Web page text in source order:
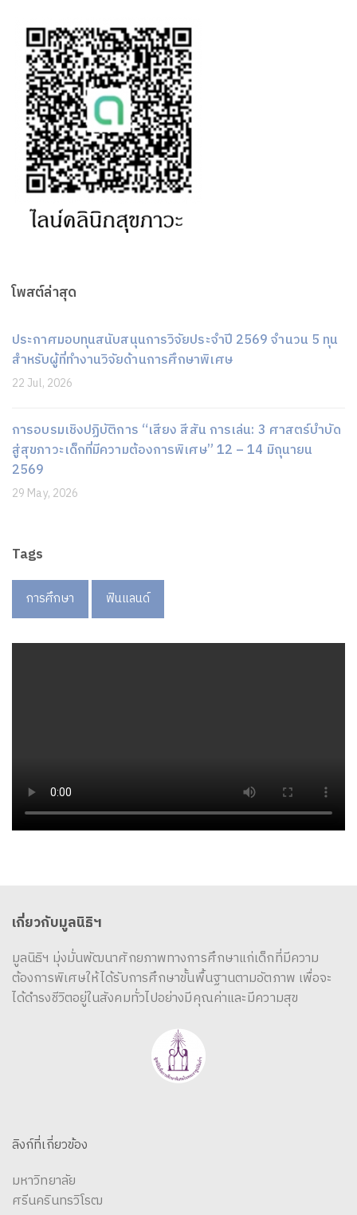
โพสต์ล่าสุด
ประกาศมอบทุนสนับสนุนการวิจัยประจำปี 2569 จำนวน 5 ทุน
สำหรับผู้ที่ทำงานวิจัยด้านการศึกษาพิเศษ
22 Jul, 2026
การอบรมเชิงปฏิบัติการ “เสียง สีสัน การเล่น: 3 ศาสตร์บำบัด
สู่สุขภาวะเด็กที่มีความต้องการพิเศษ” 12 – 14 มิถุนายน
2569
29 May, 2026
Tags
การศึกษา ฟินแลนด์
เกี่ยวกับมูลนิธิฯ
มูลนิธิฯ มุ่งมั่นพัฒนาศักยภาพทางการศึกษาแก่เด็กที่มีความ
ต้องการพิเศษให้ได้รับการศึกษาขั้นพื้นฐานตามอัตภาพ เพื่อจะ
ได้ดำรงชีวิตอยู่ในสังคมทั่วไปอย่างมีคุณค่าและมีความสุข
ลิงก์ที่เกี่ยวข้อง
มหาวิทยาลัย
ศรีนครินทรวิโรฒ